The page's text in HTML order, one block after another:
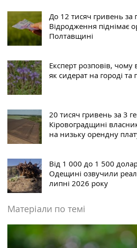
До 12 тисяч гривень за
Відродження піднімає
Полтавщині
Експерт розповів, чому
як сидерат на городі та
20 тисяч гривень за 3
Кіровоградщині
на низьку орендну
Від 1 000 до 1 500
Одещині озвучили
липні 2026 року
Матеріали по темі